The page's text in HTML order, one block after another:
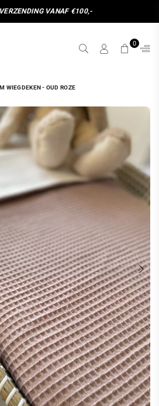
VANAF €100,-
0
WIEGDEKEN - OUD ROZE